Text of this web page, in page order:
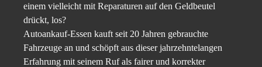
einem vielleicht mit Reparaturen auf den Geldbeutel
drückt, los?
Autoankauf-Essen kauft seit 20 Jahren gebrauchte
Fahrzeuge an und schöpft aus dieser jahrzehntelangen
Erfahrung mit seinem Ruf als fairer und korrekter